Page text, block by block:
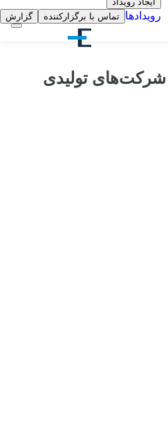
رویدادها تماس با برگزارکننده گزارش
تولیدی